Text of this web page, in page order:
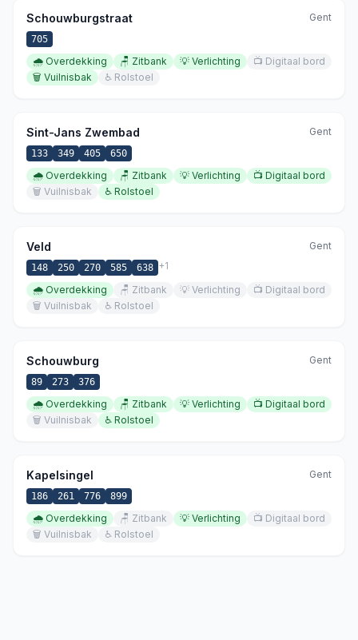
Schouwburgstraat Gent
705
🌧️ Overdekking 🪑 Zitbank 💡 Verlichting 📺 Digitaal bord
🗑️ Vuilnisbak ♿ Rolstoel
Sint-Jans Zwembad Gent
133 349 405 650
🌧️ Overdekking 🪑 Zitbank 💡 Verlichting 📺 Digitaal bord
🗑️ Vuilnisbak ♿ Rolstoel
Veld Gent
148 250 270 585 638 +1
🌧️ Overdekking 🪑 Zitbank 💡 Verlichting 📺 Digitaal bord
🗑️ Vuilnisbak ♿ Rolstoel
Schouwburg Gent
89 273 376
🌧️ Overdekking 🪑 Zitbank 💡 Verlichting 📺 Digitaal bord
🗑️ Vuilnisbak ♿ Rolstoel
Kapelsingel Gent
186 261 776 899
🌧️ Overdekking 🪑 Zitbank 💡 Verlichting 📺 Digitaal bord
🗑️ Vuilnisbak ♿ Rolstoel